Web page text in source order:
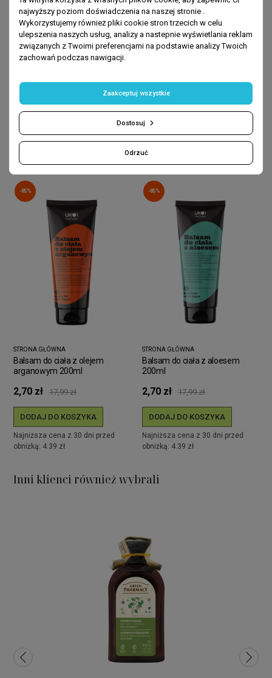
STRONA GŁÓWNA
4 zł
Najniższa cena z 30 dni przed
4 zł
DODAJ DO KOSZYKA
Najniższa cena z 30 dni przed
obniżką: 5.00 zł
-85%
STRONA GŁÓWNA
Balsam do ciała z olejem
arganowym 200ml
2,70 zł 17,99 zł
DODAJ DO KOSZYKA
Najniższa cena z 30 dni przed
obniżką: 4.39 zł
-85%
STRONA GŁÓWNA
Balsam do ciała z aloesem
200ml
2,70 zł 17,99 zł
DODAJ DO KOSZYKA
Najniższa cena z 30 dni przed
obniżką: 4.39 zł
Inni klienci również wybrali
najwyższy poziom doświadczenia na naszej stronie .
Wykorzystujemy również pliki cookie stron trzecich w celu
ulepszenia naszych usług, analizy a nastepnie wyświetlania reklam
związanych z Twoimi preferencjami na podstawie analizy Twoich
zachowań podczas nawigacji.
Odrzuć
Dostosuj
Zaakceptuj wszystkie